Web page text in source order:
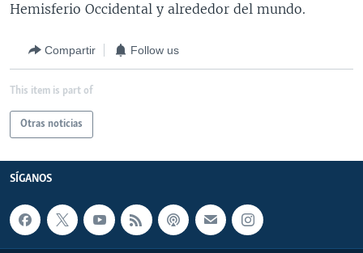
Hemisferio Occidental y alrededor del mundo.
Compartir Follow us
This item is part of
Otras noticias
SÍGANOS